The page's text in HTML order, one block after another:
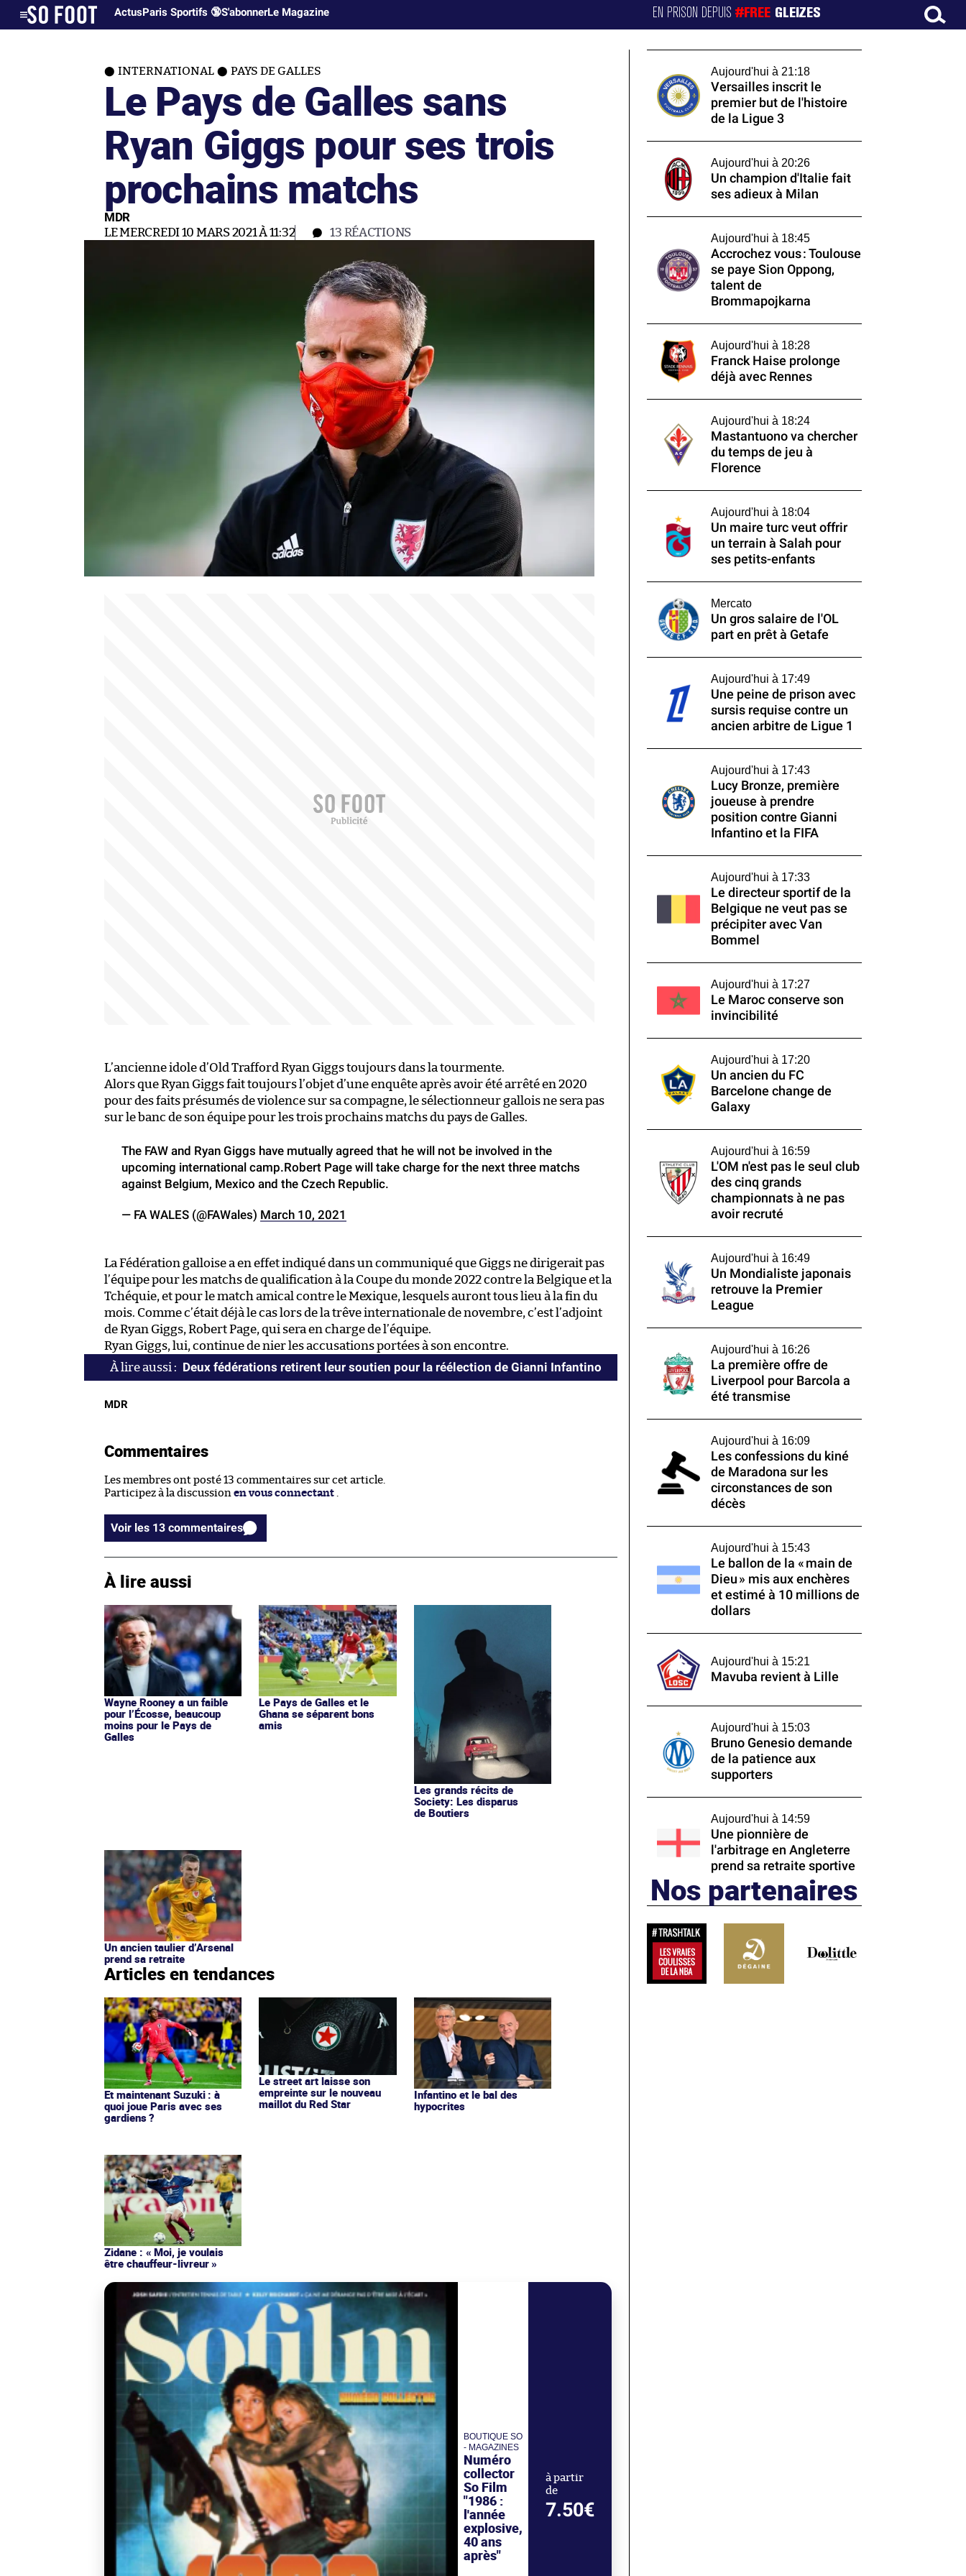
ActusParis Sportifs 🔞S'abonnerLe Magazine EN PRISON DEPUIS#FREE GLEIZES
INTERNATIONAL PAYS DE GALLES
Le Pays de Galles sans
Ryan Giggs pour ses trois
prochains matchs
MDR
LE MERCREDI 10 MARS 2021 À 11:32 13 RÉACTIONS
L’ancienne idole d’Old Trafford Ryan Giggs toujours dans la tourmente.
Alors que Ryan Giggs fait toujours l’objet d’une enquête après avoir été arrêté en 2020
pour des faits présumés de violence sur sa compagne, le sélectionneur gallois ne sera pas
sur le banc de son équipe pour les trois prochains matchs du pays de Galles.
The FAW and Ryan Giggs have mutually agreed that he will not be involved in the
upcoming international camp.Robert Page will take charge for the next three matchs
against Belgium, Mexico and the Czech Republic.
— FA WALES (@FAWales) March 10, 2021
La Fédération galloise a en effet indiqué dans un communiqué que Giggs ne dirigerait pas
l’équipe pour les matchs de qualification à la Coupe du monde 2022 contre la Belgique et la
Tchéquie, et pour le match amical contre le Mexique, lesquels auront tous lieu à la fin du
mois. Comme c’était déjà le cas lors de la trêve internationale de novembre, c’est l’adjoint
de Ryan Giggs, Robert Page, qui sera en charge de l’équipe.
Ryan Giggs, lui, continue de nier les accusations portées à son encontre.
Deux fédérations retirent leur soutien pour la réélection de Gianni Infantino
MDR
Commentaires
Les membres ont posté 13 commentaires sur cet article.
Participez à la discussion en vous connectant .
Voir les 13 commentaires
À lire aussi
Wayne Rooney a un faible
pour l’Écosse, beaucoup
moins pour le Pays de
Galles
Le Pays de Galles et le
Ghana se séparent bons
amis
Les grands récits de
Society: Les disparus
de Boutiers
Un ancien taulier d’Arsenal
prend sa retraite
Articles en tendances
Et maintenant Suzuki : à
quoi joue Paris avec ses
gardiens ?
Le street art laisse son
empreinte sur le nouveau
maillot du Red Star
Infantino et le bal des
hypocrites
Zidane : « Moi, je voulais
être chauffeur-livreur »
BOUTIQUE SO
- MAGAZINES
Numéro
collector
So Film
"1986 :
l'année
explosive,
40 ans
après"
à partir
de
7.50€
Aujourd'hui à 21:18
Versailles inscrit le
premier but de l'histoire
de la Ligue 3
Aujourd'hui à 20:26
Un champion d'Italie fait
ses adieux à Milan
Aujourd'hui à 18:45
Accrochez vous : Toulouse
se paye Sion Oppong,
talent de
Brommapojkarna
Aujourd'hui à 18:28
Franck Haise prolonge
déjà avec Rennes
Aujourd'hui à 18:24
Mastantuono va chercher
du temps de jeu à
Florence
Aujourd'hui à 18:04
Un maire turc veut offrir
un terrain à Salah pour
ses petits-enfants
Mercato
Un gros salaire de l'OL
part en prêt à Getafe
Aujourd'hui à 17:49
Une peine de prison avec
sursis requise contre un
ancien arbitre de Ligue 1
Aujourd'hui à 17:43
Lucy Bronze, première
joueuse à prendre
position contre Gianni
Infantino et la FIFA
Aujourd'hui à 17:33
Le directeur sportif de la
Belgique ne veut pas se
précipiter avec Van
Bommel
Aujourd'hui à 17:27
Le Maroc conserve son
invincibilité
Aujourd'hui à 17:20
Un ancien du FC
Barcelone change de
Galaxy
Aujourd'hui à 16:59
L'OM n'est pas le seul club
des cinq grands
championnats à ne pas
avoir recruté
Aujourd'hui à 16:49
Un Mondialiste japonais
retrouve la Premier
League
Aujourd'hui à 16:26
La première offre de
Liverpool pour Barcola a
été transmise
Aujourd'hui à 16:09
Les confessions du kiné
de Maradona sur les
circonstances de son
décès
Aujourd'hui à 15:43
Le ballon de la « main de
Dieu » mis aux enchères
et estimé à 10 millions de
dollars
Aujourd'hui à 15:21
Mavuba revient à Lille
Aujourd'hui à 15:03
Bruno Genesio demande
de la patience aux
supporters
Aujourd'hui à 14:59
Une pionnière de
l'arbitrage en Angleterre
prend sa retraite sportive
Nos partenaires